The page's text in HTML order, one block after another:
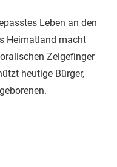
Leben an den
Heimatland macht
Zeigefinger
heutige Bürger,